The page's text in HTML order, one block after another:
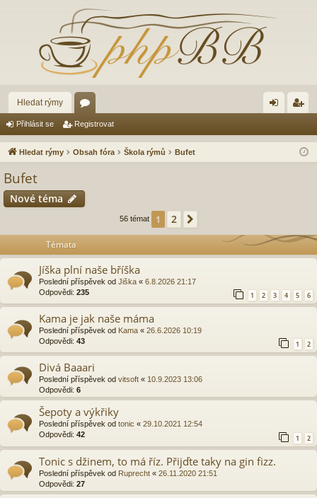
Hledat rýmy
ór
a lá ist
Přihlásit se Registrovat
Hledat rýmy Obsah fóra Škola rýmů Bufet
Bufet
Nové téma
56 témat 1 2
Témata
Jíška plní naše bříška
Poslední příspěvek od Jiška « 6.8.2026 21:17
Odpovědi: 235 1 2 3 4 5 6
Kama je jak naše máma
Poslední příspěvek od Kama « 26.6.2026 10:19
Odpovědi: 43 1 2
Divá Baaari
Poslední příspěvek od vitsoft « 10.9.2023 13:06
Odpovědi: 6
Šepoty a výkřiky
Poslední příspěvek od tonic « 29.10.2021 12:54
Odpovědi: 42 1 2
Tonic s džinem, to má říz. Přijďte taky na gin fizz.
Poslední příspěvek od Ruprecht « 26.11.2020 21:51
Odpovědi: 27